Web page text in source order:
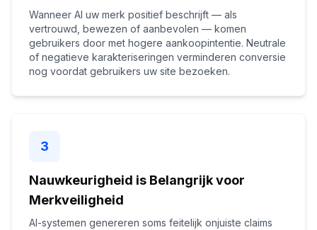
Wanneer AI uw merk positief beschrijft — als
vertrouwd, bewezen of aanbevolen — komen
gebruikers door met hogere aankoopintentie. Neutrale
of negatieve karakteriseringen verminderen conversie
nog voordat gebruikers uw site bezoeken.
3
Nauwkeurigheid is Belangrijk voor
Merkveiligheid
AI-systemen genereren soms feitelijk onjuiste claims